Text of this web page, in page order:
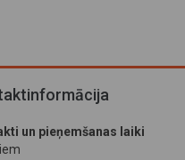
un pieņemšanas laiki